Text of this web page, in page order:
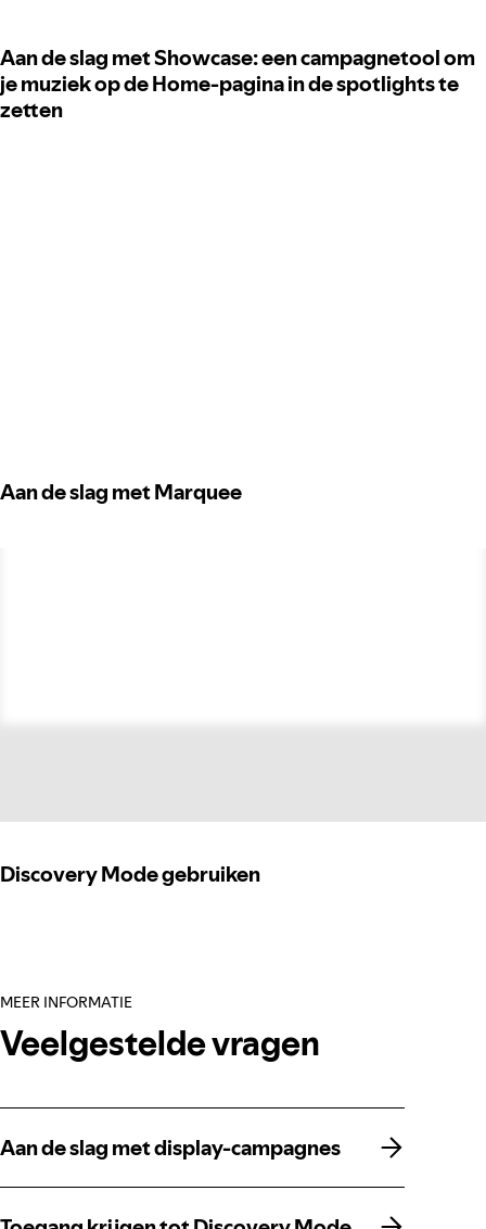
Aan de slag met Showcase: een campagnetool om
je muziek op de Home-pagina in de spotlights te
zetten
Aan de slag met Marquee
Discovery Mode gebruiken
MEER INFORMATIE
Veelgestelde vragen
Aan de slag met display-campagnes
Aan de slag met display-campagnes